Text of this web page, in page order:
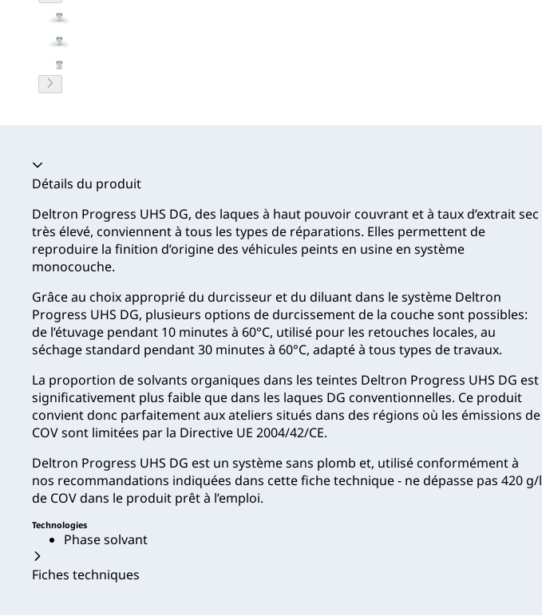
Accordéon fermé
Détails du produit
Deltron Progress UHS DG, des laques à haut pouvoir couvrant et à taux d’extrait sec
très élevé, conviennent à tous les types de réparations. Elles permettent de
reproduire la finition d’origine des véhicules peints en usine en système
monocouche.
Grâce au choix approprié du durcisseur et du diluant dans le système Deltron
Progress UHS DG, plusieurs options de durcissement de la couche sont possibles:
de l’étuvage pendant 10 minutes à 60°C, utilisé pour les retouches locales, au
séchage standard pendant 30 minutes à 60°C, adapté à tous types de travaux.
La proportion de solvants organiques dans les teintes Deltron Progress UHS DG est
significativement plus faible que dans les laques DG conventionnelles. Ce produit
convient donc parfaitement aux ateliers situés dans des régions où les émissions de
COV sont limitées par la Directive UE 2004/42/CE.
Deltron Progress UHS DG est un système sans plomb et, utilisé conformément à
nos recommandations indiquées dans cette fiche technique - ne dépasse pas 420 g/l
de COV dans le produit prêt à l’emploi.
Technologies
Phase solvant
Fiches techniques